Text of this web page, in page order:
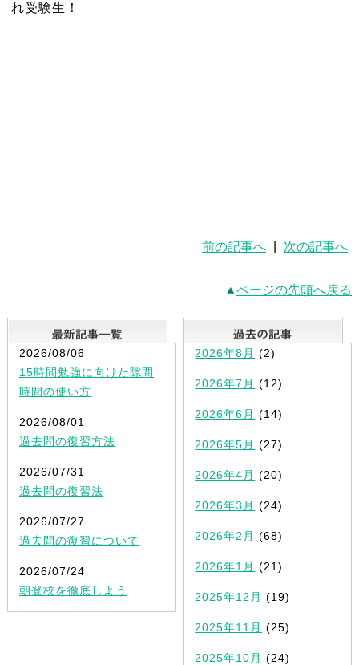
れ受験生！
前の記事へ 次の記事へ
ページの先頭へ戻る
最新記事一覧
2026/08/06
15時間勉強に向けた隙間
時間の使い方
2026/08/01
過去問の復習方法
2026/07/31
過去問の復習法
2026/07/27
過去問の復習について
2026/07/24
朝登校を徹底しよう
2026年8月 (2)
2026年7月 (12)
2026年6月 (14)
2026年5月 (27)
2026年4月 (20)
2026年3月 (24)
2026年2月 (68)
2026年1月 (21)
2025年12月 (19)
2025年11月 (25)
2025年10月 (24)